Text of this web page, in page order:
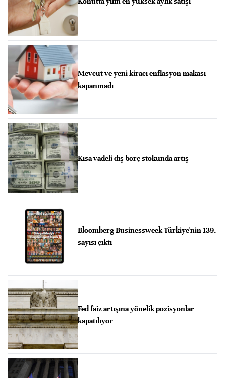
Mevcut ve yeni kiracı enflasyon makası
kapanmadı
Kısa vadeli dış borç stokunda artış
Bloomberg Businessweek Türkiye'nin 139.
sayısı çıktı
Fed faiz artışına yönelik pozisyonlar
kapatılıyor